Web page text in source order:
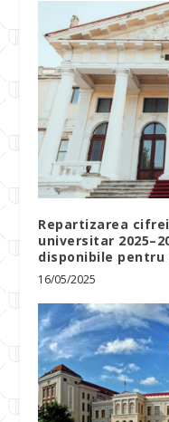
Repartizarea
universitar
disponibile
16/05/2025